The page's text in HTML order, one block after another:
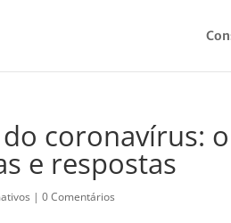
coronavírus:
e respostas
|0 Comentários